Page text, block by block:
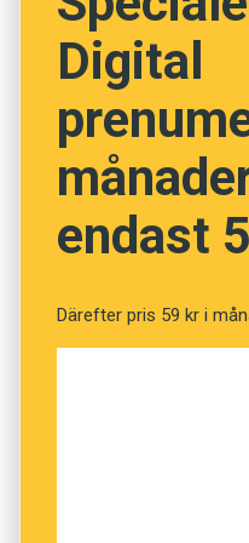
ideella nätvandrare:
vardagsrum på
bekräftelse där och
nätvandra är att möta
Digital
endast
Därefter pris 59 kr i